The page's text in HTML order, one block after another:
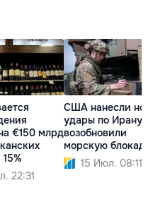
€150 млрд
22:31
США нанесли
удары по Ирану и
возобновили
морскую блокаду
15 Июл. 08:11